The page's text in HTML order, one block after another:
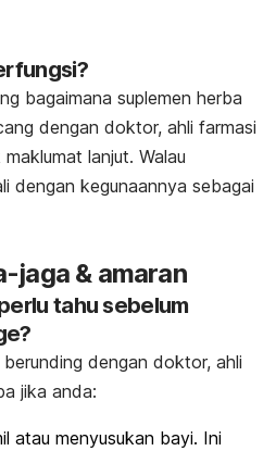
bagaimana suplemen herba
dengan doktor, ahli farmasi
lanjut. Walau
dengan kegunaannya sebagai
jaga & amaran
tahu sebelum
dengan doktor, ahli
jika anda:
atau menyusukan bayi. Ini